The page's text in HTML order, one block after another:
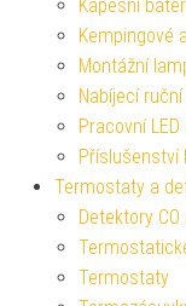
Kapesní
Kempingové
Montážní
Nabíjecí
Pracovní
Příslušenství
Termostaty a
Detektory CO
Termostaty